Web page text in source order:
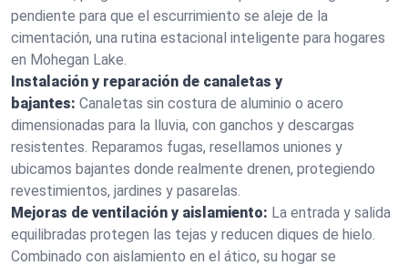
pendiente para que el escurrimiento se aleje de la
cimentación, una rutina estacional inteligente para hogares
en Mohegan Lake.
Instalación y reparación de canaletas y
bajantes: Canaletas sin costura de aluminio o acero
dimensionadas para la lluvia, con ganchos y descargas
resistentes. Reparamos fugas, resellamos uniones y
ubicamos bajantes donde realmente drenen, protegiendo
revestimientos, jardines y pasarelas.
Mejoras de ventilación y aislamiento: La entrada y salida
equilibradas protegen las tejas y reducen diques de hielo.
Combinado con aislamiento en el ático, su hogar se